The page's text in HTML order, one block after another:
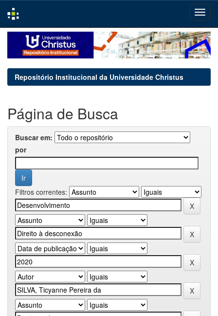
navigation
Repositório Institucional da Universidade Christus
Página de Busca
Buscar em:
por
Filtros correntes: